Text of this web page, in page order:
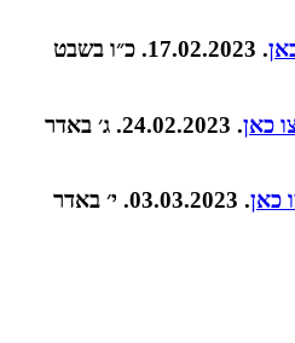
. 17.02.2023. כ״ו בשבט
כאן
. 24.02.2023. ג׳ באדר
כאן
. 03.03.2023. י׳ באדר